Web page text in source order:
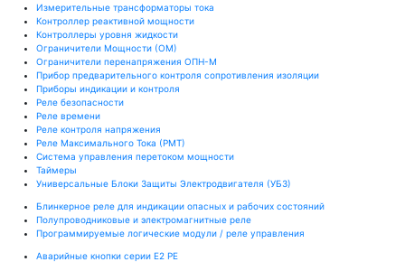
Измерительные трансформаторы тока
Контроллер реактивной мощности
Контроллеры уровня жидкости
Ограничители Мощности (ОМ)
Ограничители перенапряжения ОПН-М
Прибор предварительного контроля сопротивления изоляции
Приборы индикации и контроля
Реле безопасности
Реле времени
Реле контроля напряжения
Реле Максимального Тока (РМТ)
Система управления перетоком мощности
Таймеры
Универсальные Блоки Защиты Электродвигателя (УБЗ)
Блинкерное реле для индикации опасных и рабочих состояний
Полупроводниковые и электромагнитные реле
Программируемые логические модули / реле управления
Аварийные кнопки серии E2 PE